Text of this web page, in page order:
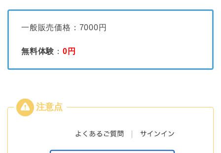
一般販売価格：7000円
無料体験 ：0円